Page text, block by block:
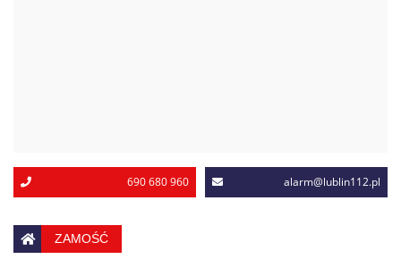
690 680 960 alarm@lublin112.pl
ZAMOŚĆ